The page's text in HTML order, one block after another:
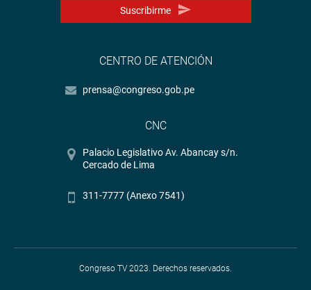
Suscribirme
CENTRO DE ATENCIÓN
prensa@congreso.gob.pe
CNC
Palacio Legislativo Av. Abancay s/n.
Cercado de Lima
311-7777 (Anexo 7541)
Congreso TV 2023. Derechos reservados.